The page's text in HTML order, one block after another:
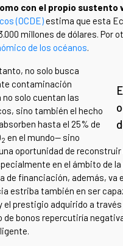
con el propio sustento
(OCDE)estima que esta
millones de dólares. Por
de los océanos.
no solo busca
contaminación
solo cuentan las
sino también el hecho
hasta el 25% de
2 en el mundo— sino
oportunidad de
en el ámbito de
de financiación, además, va
estriba también en ser
prestigio adquirido a
de bonos repercutiría